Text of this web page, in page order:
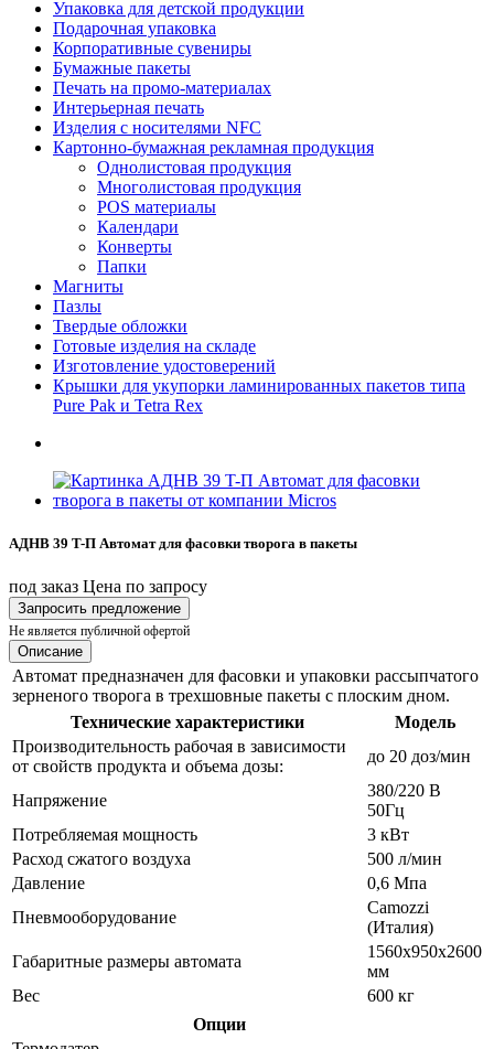
Упаковка для детской продукции
Подарочная упаковка
Корпоративные сувениры
Бумажные пакеты
Печать на промо-материалах
Интерьерная печать
Изделия с носителями NFC
Картонно-бумажная рекламная продукция
Однолистовая продукция
Многолистовая продукция
POS материалы
Календари
Конверты
Папки
Магниты
Пазлы
Твердые обложки
Готовые изделия на складе
Изготовление удостоверений
Крышки для укупорки ламинированных пакетов типа
Pure Pak и Tetra Rex
АДНВ 39 T-П Автомат для фасовки творога в пакеты
под заказ Цена по запросу
Запросить предложение
Не является публичной офертой
Описание
Автомат предназначен для фасовки и упаковки рассыпчатого
зерненого творога в трехшовные пакеты с плоским дном.
Технические характеристики
Модель
Производительность рабочая в зависимости
от свойств продукта и объема дозы:
до 20 доз/мин
Напряжение
380/220 В
50Гц
Потребляемая мощность
3 кВт
Расход сжатого воздуха
500 л/мин
Давление
0,6 Мпа
Пневмооборудование
Camozzi
(Италия)
Габаритные размеры автомата
1560х950х2600
мм
Вес
600 кг
Опции